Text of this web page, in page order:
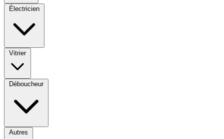
Électricien
Vitrier
Déboucheur
Autres